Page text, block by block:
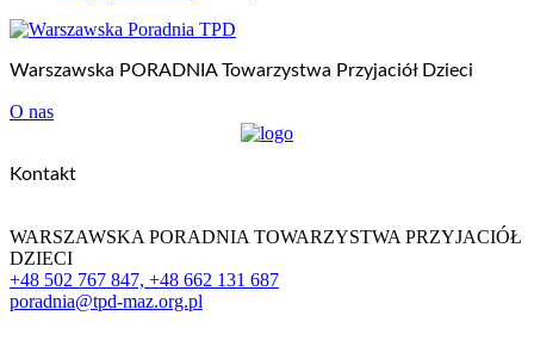
Warszawska PORADNIA Towarzystwa Przyjaciół Dzieci
O nas
Kontakt
WARSZAWSKA PORADNIA TOWARZYSTWA PRZYJACIÓŁ
DZIECI
+48 502 767 847, +48 662 131 687
poradnia@tpd-maz.org.pl